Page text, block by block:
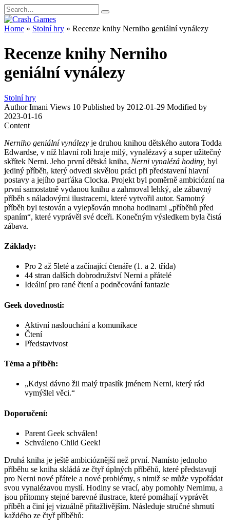
Skip
to
content
Search
for:
Home » Stolní hry » Recenze knihy Nerniho geniální vynálezy
Recenze knihy Nerniho
geniální vynálezy
Stolní hry
Author Imani Views 10 Published by 2012-01-29 Modified by
2023-01-16
Content
Nerniho geniální vynálezy je druhou knihou dětského autora Todda
Edwardse, v níž hlavní roli hraje milý, vynalézavý a super užitečný
skřítek Nerni. Jeho první dětská kniha, Nerni vynalézá hodiny, byl
jediný příběh, který odvedl skvělou práci při představení hlavní
postavy a jejího parťáka Clocka. Projekt byl poměrně ambiciózní na
první samostatně vydanou knihu a zahrnoval lehký, ale zábavný
příběh s náladovými ilustracemi, které vytvořil autor. Samotný
příběh byl testován a vylepšován mnoha hodinami „příběhů před
spaním“, které vyprávěl své dceři. Konečným výsledkem byla čistá
zábava.
Základy:
Pro 2 až 5leté a začínající čtenáře (1. a 2. třída)
44 stran dalších dobrodružství Nerni a přátelé
Ideální pro rané čtení a podněcování fantazie
Geek dovednosti:
Aktivní naslouchání a komunikace
Čtení
Představivost
Téma a příběh:
„Kdysi dávno žil malý trpaslík jménem Nerni, který rád
vymýšlel věci.“
Doporučení:
Parent Geek schválen!
Schváleno Child Geek!
Druhá kniha je ještě ambicióznější než první. Namísto jednoho
příběhu se kniha skládá ze čtyř úplných příběhů, které představují
pro Nerni nové přátele a nové problémy, s nimiž se může vypořádat
svou vynalézavou myslí. Hodiny se vrací, aby pomohly Nernimu, a
jsou přítomny stejné barevné ilustrace, které pomáhají vyprávět
příběh a činí jej vizuálně přitažlivějším. Následuje stručné shrnutí
každého ze čtyř příběhů: